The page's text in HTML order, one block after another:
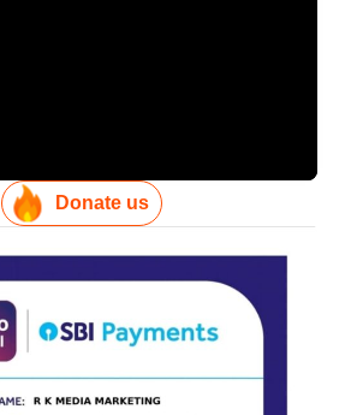
Donate us